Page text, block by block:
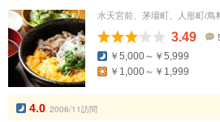
水天宮前、茅場町、人形町/鳥
3.49
数
￥5,000～￥5,999
￥1,000～￥1,999
4.0 2006/11訪問